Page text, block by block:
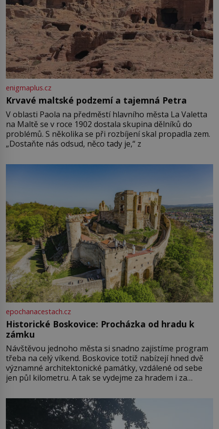
enigmaplus.cz
Krvavé maltské podzemí a tajemná Petra
V oblasti Paola na předměstí hlavního města La Valetta
na Maltě se v roce 1902 dostala skupina dělníků do
problémů. S několika se při rozbíjení skal propadla zem.
„Dostaňte nás odsud, něco tady je,“ z
epochanacestach.cz
Historické Boskovice: Procházka od hradu k
zámku
Návštěvou jednoho města si snadno zajistíme program
třeba na celý víkend. Boskovice totiž nabízejí hned dvě
významné architektonické památky, vzdálené od sebe
jen půl kilometru. A tak se vydejme za hradem i za
Boskovice na okraji Drahanské vrchoviny vznikla někdy
ve13. století, a už v roce 1313 kronikáři zaznamenali